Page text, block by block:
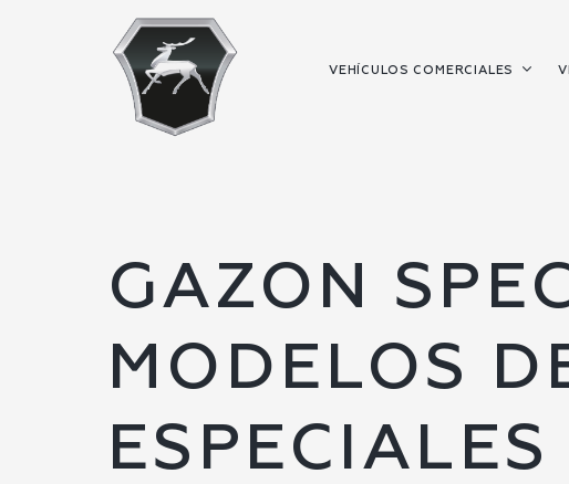
GAZON
MODELOS
VEHÍCULOS COMERCIALES